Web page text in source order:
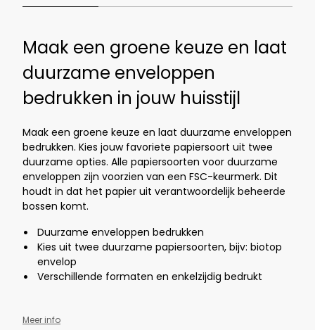
Maak een groene keuze en laat
duurzame enveloppen
bedrukken in jouw huisstijl
Maak een groene keuze en laat duurzame enveloppen
bedrukken. Kies jouw favoriete papiersoort uit twee
duurzame opties. Alle papiersoorten voor duurzame
enveloppen zijn voorzien van een FSC-keurmerk. Dit
houdt in dat het papier uit verantwoordelijk beheerde
bossen komt.
Duurzame enveloppen bedrukken
Kies uit twee duurzame papiersoorten, bijv: biotop
envelop
Verschillende formaten en enkelzijdig bedrukt
Meer info